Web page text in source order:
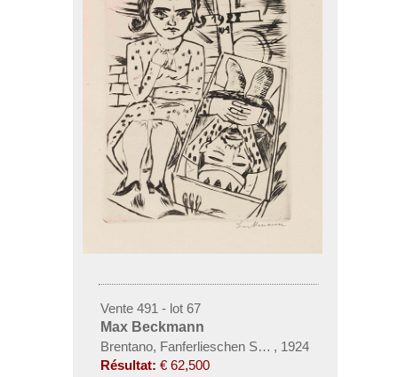
Vente 491 - lot 67
Max Beckmann
Brentano, Fanferlieschen Schönefüßchen
, 1924
Résultat: € 62,500